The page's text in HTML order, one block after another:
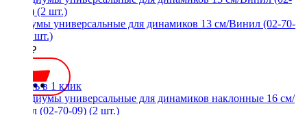
Подиумы универсальные для динамиков 13 см/Винил (02-70-
10) (2 шт.)
1000 ₽
Купить в 1 клик